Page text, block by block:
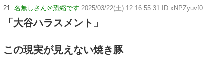
21: 名無しさん＠恐縮です 2025/03/22(土) 12:16:55.31 ID:xNPZyuvf0
「大谷ハラスメント」
この現実が見えない焼き豚